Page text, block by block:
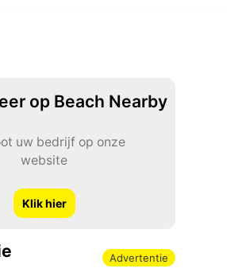
op Beach Nearby
uw bedrijf op onze
website
Klik hier
Advertentie